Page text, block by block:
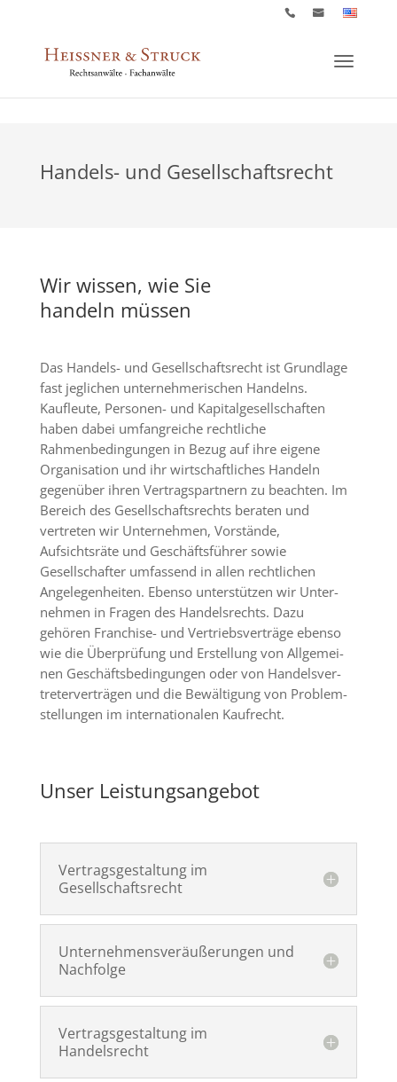
Handels- und Gesellschaftsrecht
Wir wissen, wie Sie
handeln müssen
Das Handels- und Gesellschaftsrecht ist Grundlage
fast jeglichen unter­nehmeri­schen Handelns.
Kaufleute, Personen- und Kapitalgesellschaften
haben dabei um­fangreiche rechtliche
Rahmenbedingun­gen in Bezug auf ihre eigene
Organisation und ihr wirtschaft­liches Handeln
gegen­über ihren Vertragspartnern zu beachten. Im
Bereich des Gesellschaftsrechts beraten und
vertreten wir Unternehmen, Vorstände,
Aufsichtsräte und Geschäfts­führer sowie
Gesellschafter umfassend in allen rechtlichen
Angelegen­heiten. Ebenso unterstützen wir Unter­
nehmen in Fragen des Handelsrechts. Dazu
gehören Franchise- und Vertriebs­verträge ebenso
wie die Überprü­fung und Erstellung von Allgemei­
nen Geschäfts­bedingungen oder von Handelsver­
treter­verträgen und die Bewältigung von Problem­
stellun­gen im inter­nationalen Kaufrecht.
Unser Leistungsangebot
Vertragsgestaltung im
Gesellschaftsrecht
Unternehmensver­äußerungen und
Nachfolge
Vertragsgestaltung im
Handelsrecht